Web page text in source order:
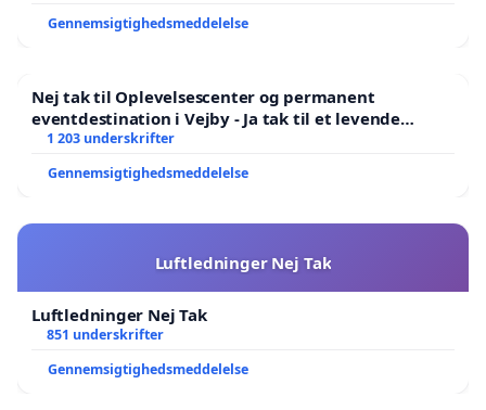
Gennemsigtighedsmeddelelse
Nej tak til Oplevelsescenter og permanent
eventdestination i Vejby - Ja tak til et levende
lokalområde i balance
1 203 underskrifter
Gennemsigtighedsmeddelelse
Luftledninger Nej Tak
Luftledninger Nej Tak
851 underskrifter
Gennemsigtighedsmeddelelse